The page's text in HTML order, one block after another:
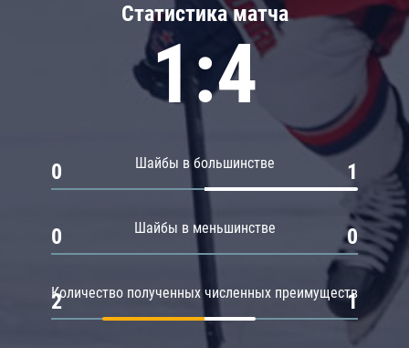
Статистика матча
1:4
Шайбы в большинстве
0 1
Шайбы в меньшинстве
0 0
Количество полученных численных преимуществ
2 1